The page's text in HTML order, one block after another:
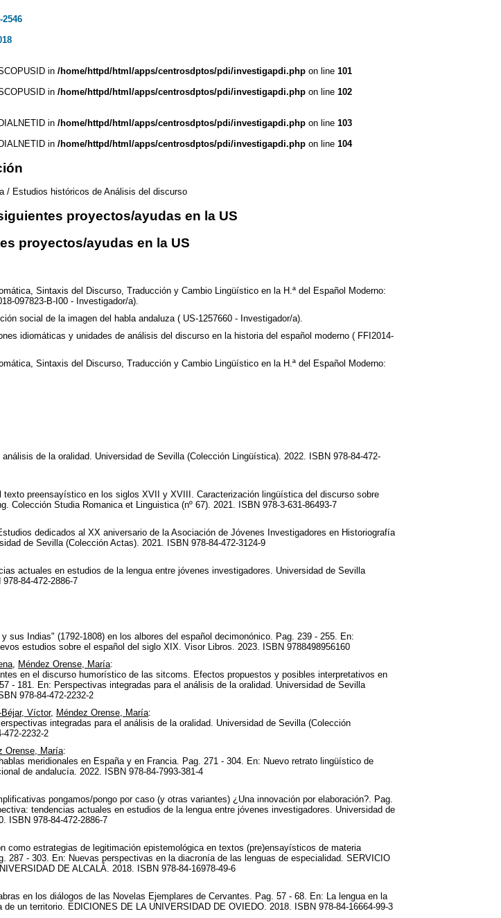
2546
in /home/httpd/html/apps/centrosdptos/pdi/investigapdi.php on line 101
in /home/httpd/html/apps/centrosdptos/pdi/investigapdi.php on line 102
in /home/httpd/html/apps/centrosdptos/pdi/investigapdi.php on line 103
in /home/httpd/html/apps/centrosdptos/pdi/investigapdi.php on line 104
/ Estudios históricos de Análisis del discurso
proyectos/ayudas en la US
proyectos/ayudas en la US
Sintaxis del Discurso, Traducción y Cambio Lingüístico en la H.ª del Español Moderno:
097823-B-I00 - Investigador/a).
social de la imagen del habla andaluza ( US-1257660 - Investigador/a).
idiomáticas y unidades de análisis del discurso en la historia del español moderno ( FFI2014-
Sintaxis del Discurso, Traducción y Cambio Lingüístico en la H.ª del Español Moderno:
de la oralidad. Universidad de Sevilla (Colección Lingüística). 2022. ISBN 978-84-472-
texto preensayístico en los siglos XVII y XVIII. Caracterización lingüística del discurso sobre
Colección Studia Romanica et Linguistica (nº 67). 2021. ISBN 978-3-631-86493-7
dedicados al XX aniversario de la Asociación de Jóvenes Investigadores en Historiografía
de Sevilla (Colección Actas). 2021. ISBN 978-84-472-3124-9
actuales en estudios de la lengua entre jóvenes investigadores. Universidad de Sevilla
84-472-2886-7
sus Indias" (1792-1808) en los albores del español decimonónico. Pag. 239 - 255. En:
estudios sobre el español del siglo XIX. Visor Libros. 2023. ISBN 9788498956160
, Méndez Orense, María:
en el discurso humorístico de las sitcoms. Efectos propuestos y posibles interpretativos en
- 181. En: Perspectivas integradas para el análisis de la oralidad. Universidad de Sevilla
978-84-472-2232-2
Béjar, Víctor, Méndez Orense, María:
integradas para el análisis de la oralidad. Universidad de Sevilla (Colección
472-2232-2
Orense, María:
meridionales en España y en Francia. Pag. 271 - 304. En: Nuevo retrato lingüístico de
de andalucía. 2022. ISBN 978-84-7993-381-4
pongamos/pongo por caso (y otras variantes) ¿Una innovación por elaboración?. Pag.
tendencias actuales en estudios de la lengua entre jóvenes investigadores. Universidad de
ISBN 978-84-472-2886-7
como estrategias de legitimación epistemológica en textos (pre)ensayísticos de materia
287 - 303. En: Nuevas perspectivas en la diacronía de las lenguas de especialidad. SERVICIO
DE ALCALÁ. 2018. ISBN 978-84-16978-49-6
en los diálogos de las Novelas Ejemplares de Cervantes. Pag. 57 - 68. En: La lengua en la
de un territorio. EDICIONES DE LA UNIVERSIDAD DE OVIEDO. 2018. ISBN 978-84-16664-99-3